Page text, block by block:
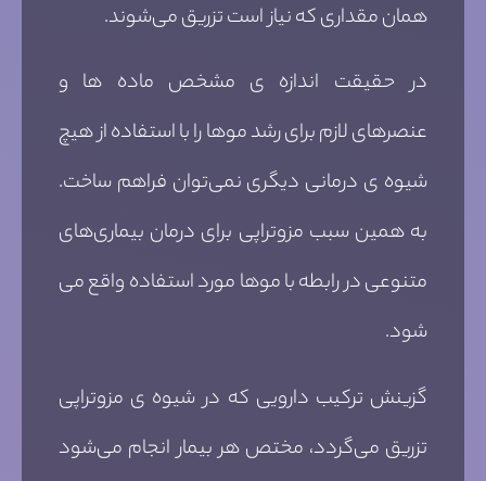
همان مقداری که نیاز است تزریق می‌شوند.
در حقیقت اندازه ی مشخص ماده ها و
عنصرهای لازم برای رشد موها را با استفاده از هیچ
شیوه ی درمانی دیگری نمی‌توان فراهم ساخت.
به همین سبب مزوتراپی برای درمان بیماری‌های
متنوعی در رابطه با موها مورد استفاده واقع می
شود.
گزینش ترکیب دارویی که در شیوه ی مزوتراپی
تزریق می‌گردد، مختص هر بیمار انجام می‌شود